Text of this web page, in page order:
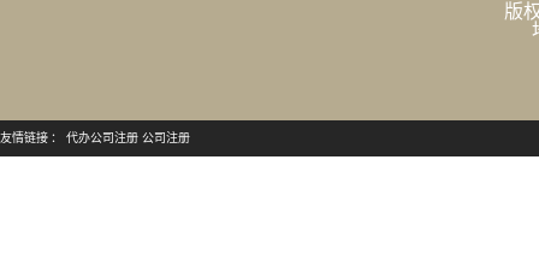
版
友情链接 ： 代办公司注册 公司注册